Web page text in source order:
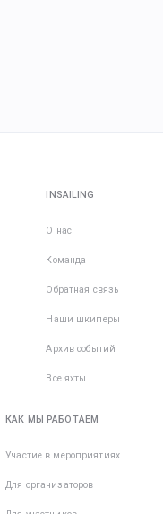
INSAILING
О нас
Команда
Обратная связь
Наши шкиперы
Архив событий
Все яхты
КАК МЫ РАБОТАЕМ
Участие в мероприятиях
Для организаторов